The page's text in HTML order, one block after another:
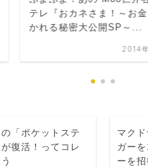
テレ『おカネさま！～お
かれる秘密大公開SP～...
2014
「ポケットステ
復活！ってコレ
マク
ガー
ーを